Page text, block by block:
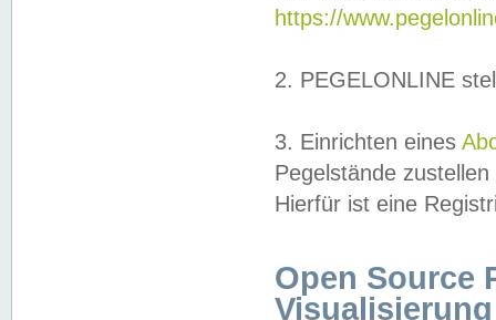
https://
2. PEGELONLINE
3. Einrichten eines
Pegelstände
Hierfür ist eine
Open Source
Visualisierung